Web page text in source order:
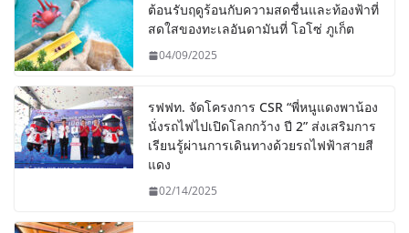
ต้อนรับฤดูร้อนกับความสดชื่นและท้องฟ้าที่
สดใสของทะเลอันดามันที่ โอโซ่ ภูเก็ต
04/09/2025
รฟฟท. จัดโครงการ CSR “พี่หนูแดงพาน้อง
นั่งรถไฟไปเปิดโลกกว้าง ปี 2” ส่งเสริมการ
เรียนรู้ผ่านการเดินทางด้วยรถไฟฟ้าสายสี
แดง
02/14/2025